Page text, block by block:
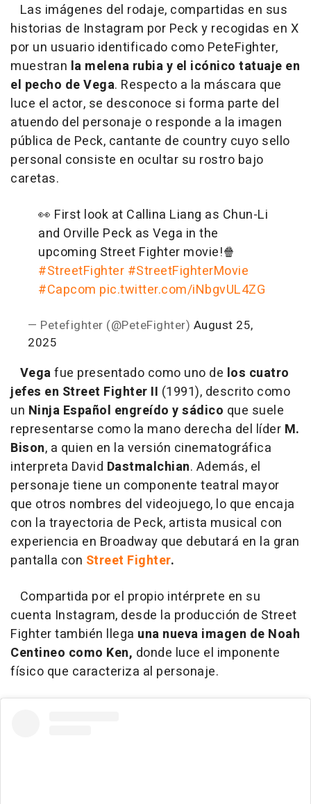
Las imágenes del rodaje, compartidas en sus
historias de Instagram por Peck y recogidas en X
por un usuario identificado como PeteFighter,
muestran la melena rubia y el icónico tatuaje en
el pecho de Vega. Respecto a la máscara que
luce el actor, se desconoce si forma parte del
atuendo del personaje o responde a la imagen
pública de Peck, cantante de country cuyo sello
personal consiste en ocultar su rostro bajo
caretas.
👀 First look at Callina Liang as Chun-Li
and Orville Peck as Vega in the
upcoming Street Fighter movie!🍿
#StreetFighter #StreetFighterMovie
#Capcom pic.twitter.com/iNbgvUL4ZG
— Petefighter (@PeteFighter) August 25,
2025
Vegafue presentado como uno de los cuatro
jefes en Street Fighter II (1991), descrito como
un Ninja Español engreído y sádico que suele
representarse como la mano derecha del líder M.
Bison, a quien en la versión cinematográfica
interpreta David Dastmalchian. Además, el
personaje tiene un componente teatral mayor
que otros nombres del videojuego, lo que encaja
con la trayectoria de Peck, artista musical con
experiencia en Broadway que debutará en la gran
pantalla con Street Fighter.
Compartida por el propio intérprete en su
cuenta Instagram, desde la producción de Street
Fighter también llega una nueva imagen de Noah
Centineo como Ken, donde luce el imponente
físico que caracteriza al personaje.